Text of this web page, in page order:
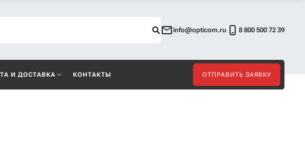
info@opticom.ru 8 800 500 72 39
И ДОСТАВКА КОНТАКТЫ ОТПРАВИТЬ ЗАЯВКУ